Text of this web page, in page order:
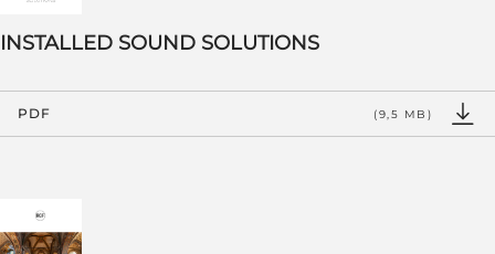
INSTALLED SOUND SOLUTIONS
PDF (9,5 MB)